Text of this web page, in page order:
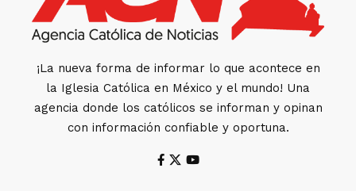
¡La nueva forma de informar lo que acontece en
la Iglesia Católica en México y el mundo! Una
agencia donde los católicos se informan y opinan
con información confiable y oportuna.